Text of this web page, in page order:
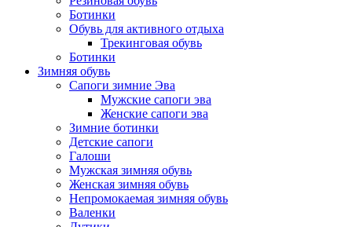
Ботинки
Обувь для активного отдыха
Трекинговая обувь
Ботинки
Зимняя обувь
Сапоги зимние Эва
Мужские сапоги эва
Женские сапоги эва
Зимние ботинки
Детские сапоги
Галоши
Мужская зимняя обувь
Женская зимняя обувь
Непромокаемая зимняя обувь
Валенки